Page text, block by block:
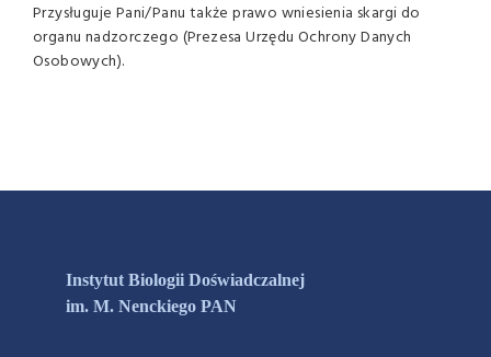
Przysługuje Pani/Panu także prawo wniesienia skargi do
organu nadzorczego (Prezesa Urzędu Ochrony Danych
Osobowych).
Instytut Biologii Doświadczalnej
im. M. Nenckiego PAN